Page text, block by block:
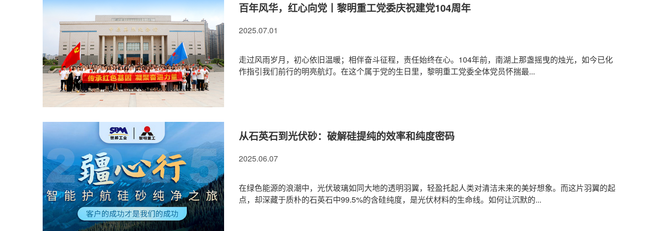
百年风华，红心向党丨黎明重工党委庆祝建党104周年
2025.07.01
走过风雨岁月，初心依旧温暖；相伴奋斗征程，责任始终在心。104年前，南湖上那盏摇曳的烛光，如今已化
作指引我们前行的明亮航灯。在这个属于党的生日里，黎明重工党委全体党员怀揣最...
从石英石到光伏砂：破解硅提纯的效率和纯度密码
2025.06.07
在绿色能源的浪潮中，光伏玻璃如同大地的透明羽翼，轻盈托起人类对清洁未来的美好想象。而这片羽翼的起
点，却深藏于质朴的石英石中99.5%的含硅纯度，是光伏材料的生命线。如何让沉默的...